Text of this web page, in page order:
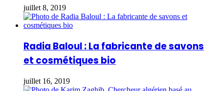
juillet 8, 2019
Radia Baloul : La fabricante de savons
et cosmétiques bio
juillet 16, 2019